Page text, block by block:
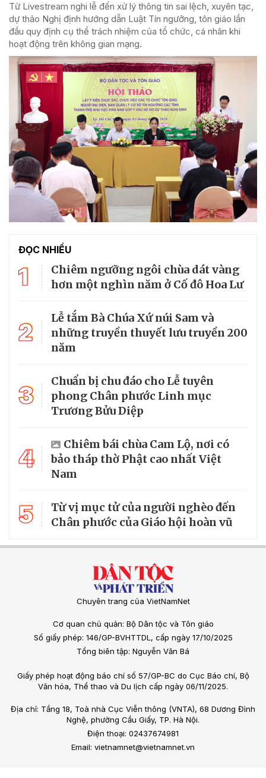
Từ Livestream nghi lễ đến xử lý thông tin sai lệch, xuyên tạc,
dự thảo Nghị định hướng dẫn Luật Tín ngưỡng, tôn giáo lần
đầu quy định cụ thể trách nhiệm của tổ chức, cá nhân khi
hoạt động trên không gian mạng.
ĐỌC NHIỀU
1
Chiêm ngưỡng ngôi chùa dát vàng
hơn một nghìn năm ở Cố đô Hoa Lư
2
Lễ tắm Bà Chúa Xứ núi Sam và
những truyền thuyết lưu truyền 200
năm
3
Chuẩn bị chu đáo cho Lễ tuyên
phong Chân phước Linh mục
Trương Bửu Diệp
4
Chiêm bái chùa Cam Lộ, nơi có
bảo tháp thờ Phật cao nhất Việt
Nam
5
Từ vị mục tử của người nghèo đến
Chân phước của Giáo hội hoàn vũ
Chuyên trang của VietNamNet
Cơ quan chủ quản: Bộ Dân tộc và Tôn giáo
Số giấy phép: 146/GP-BVHTTDL, cấp ngày 17/10/2025
Tổng biên tập: Nguyễn Văn Bá
Giấy phép hoạt động báo chí số 57/GP-BC do Cục Báo chí, Bộ
Văn hóa, Thể thao và Du lịch cấp ngày 06/11/2025.
Địa chỉ: Tầng 18, Toà nhà Cục Viễn thông (VNTA), 68 Dương Đình
Nghệ, phường Cầu Giấy, TP. Hà Nội.
Điện thoại: 02437674981
Email: vietnamnet@vietnamnet.vn